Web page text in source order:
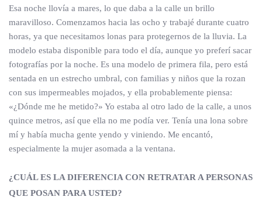
Esa noche llovía a mares, lo que daba a la calle un brillo
maravilloso. Comenzamos hacia las ocho y trabajé durante cuatro
horas, ya que necesitamos lonas para protegernos de la lluvia. La
modelo estaba disponible para todo el día, aunque yo preferí sacar
fotografías por la noche. Es una modelo de primera fila, pero está
sentada en un estrecho umbral, con familias y niños que la rozan
con sus impermeables mojados, y ella probablemente piensa:
«¿Dónde me he metido?» Yo estaba al otro lado de la calle, a unos
quince metros, así que ella no me podía ver. Tenía una lona sobre
mí y había mucha gente yendo y viniendo. Me encantó,
especialmente la mujer asomada a la ventana.
¿CUÁL ES LA DIFERENCIA CON RETRATAR A PERSONAS
QUE POSAN PARA USTED?